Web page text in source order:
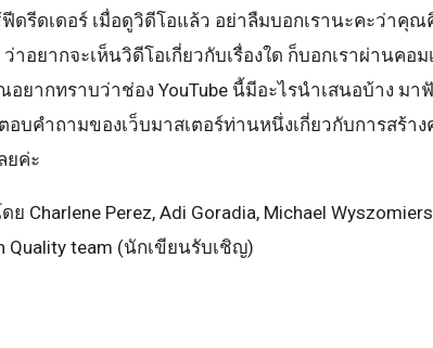
ดรีดเดอร์ เมื่อดูวิดีโอแล้ว อย่าลืมบอกเรานะคะว่าคุ
ว่าอยากจะเห็นวิดีโอเกี่ยวกับเรื่องใด ก็บอกเราผ่านคอ
ยากทราบว่าช่อง YouTube นี้มีอะไรนำเสนอบ้าง มา
อบคำถามของเว็บมาสเตอร์ท่านหนึ่งเกี่ยวกับการสร้
ยค่ะ
ย Charlene Perez, Adi Goradia, Michael
Quality team (นักเขียนรับเชิญ)